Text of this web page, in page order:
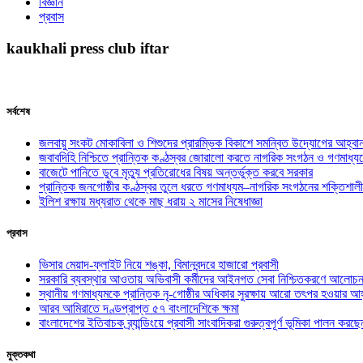
প্রবাস
kaukhali press club iftar
সর্বশেষ
জলবায়ু সংকট মোকাবিলা ও শিশুদের প্রারম্ভিক বিকাশে সমন্বিত উদ্যোগের
জবাবদিহি নিশ্চিতে প্রান্তিক কণ্ঠস্বর জোরালো করতে নাগরিক সংগঠন ও
বাজেটে পানিতে ডুবে মৃত্যু প্রতিরোধের বিষয় অন্তর্ভুক্ত করবে সরকার
প্রান্তিক জনগোষ্ঠীর কণ্ঠস্বর তুলে ধরতে গণমাধ্যম–নাগরিক সংগঠনের
ইলিশ রক্ষায় মধ্যরাত থেকে মাছ ধরায় ২ মাসের নিষেধাজ্ঞা
প্রবাস
ভিসার মেয়াদ-ফ্লাইট নিয়ে শঙ্কা, বিমানবন্দরে হাজারো প্রবাসী
সরকারি ব্যবস্থার আওতায় অভিবাসী কর্মীদের আইনগত সেবা নিশ্চিতকরণে
স্থানীয় গণমাধ্যমকে প্রান্তিক নৃ-গোষ্ঠীর অধিকার সুরক্ষায় আরো তৎপর হওয়ার
আরব আমিরাতে দণ্ডপ্রাপ্ত ৫৭ বাংলাদেশিকে ক্ষমা
বাংলাদেশের ইতিবাচক ব্র্যান্ডিংয়ে প্রবাসী সাংবাদিকরা গুরুত্বপূর্ণ ভূমিকা পালন
মুক্তকথা